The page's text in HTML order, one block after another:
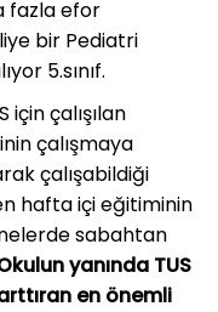
fazla efor
bir Pediatri
5.sınıf.
için çalışılan
çalışmaya
çalışabildiği
hafta içi eğitiminin
sabahtan
yanında TUS
en önemli